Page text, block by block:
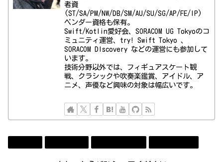
者資
(ST/SA/PM/NW/DB/SM/AU/SU/SG/AP/FE/IP)
ベンダー資格も保有。
Swift/Kotlin愛好会、SORACOM UG Tokyoのコ
ミュニティ運営、try! Swift Tokyo 、
SORACOM DIscovery などの運営にも参加して
います。
技術分野以外では、フィギュアスケート観
戦、クラシックや吹奏楽鑑賞、アイドル、ア
ニメ、声優など興味の対象は幅広いです。